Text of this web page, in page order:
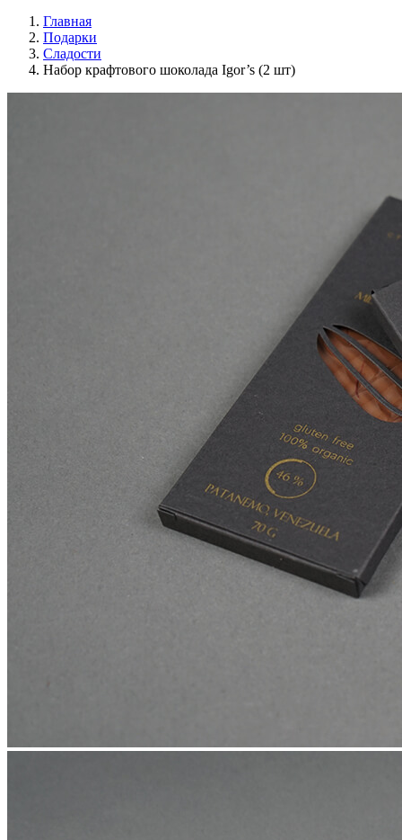
Главная
Подарки
Сладости
Набор крафтового шоколада Igor’s (2 шт)